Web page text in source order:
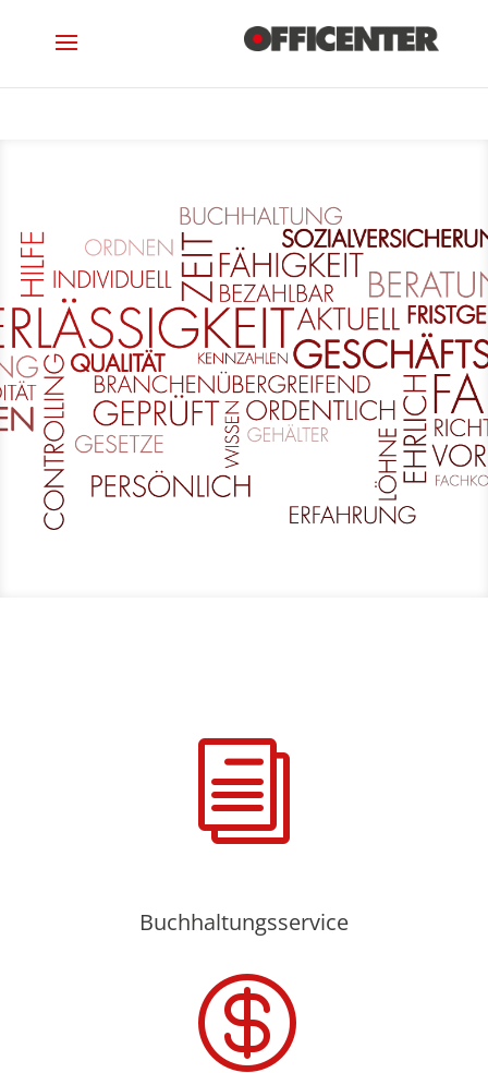
i
Buchhaltungsservice
